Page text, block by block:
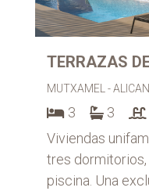
TERRAZAS
MUTXAMEL -
 3  3 
Viviendas
tres dormitorios,
piscina. Una